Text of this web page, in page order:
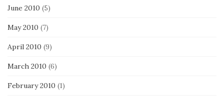
June 2010 (5)
May 2010 (7)
April 2010 (9)
March 2010 (6)
February 2010 (1)